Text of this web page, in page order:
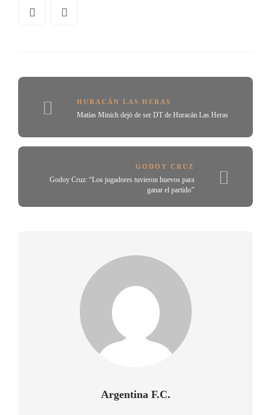
HURACÁN LAS HERAS
Matías Minich dejó de ser DT de Huracán Las Heras
GODOY CRUZ
Godoy Cruz: “Los jugadores tuvieron huevos para
ganar el partido”
Argentina F.C.